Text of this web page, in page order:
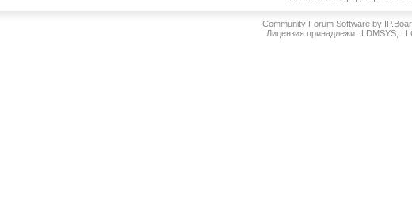
Community Forum Software by
Лицензия принадлежит LDMSYS,